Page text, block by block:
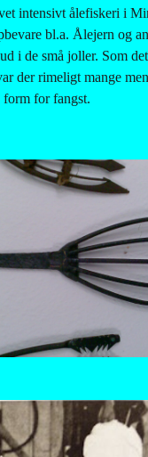
intensivt ålefiskeri i
bl.a. Ålejern og
i de små joller. Som
der rimeligt mange
form for fangst.